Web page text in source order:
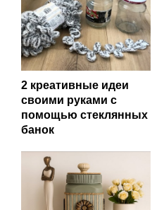
2 креативные идеи
своими руками с
помощью стеклянных
банок